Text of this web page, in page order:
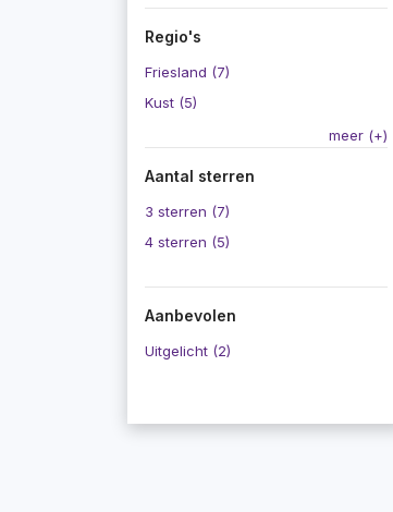
Regio's
Friesland (7)
Kust (5)
meer (+)
Aantal sterren
3 sterren (7)
4 sterren (5)
Aanbevolen
Uitgelicht (2)